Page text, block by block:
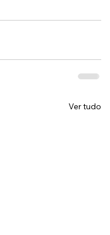
Ver tudo